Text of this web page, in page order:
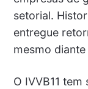
setorial.
entregue
mesmo
O IVVB11